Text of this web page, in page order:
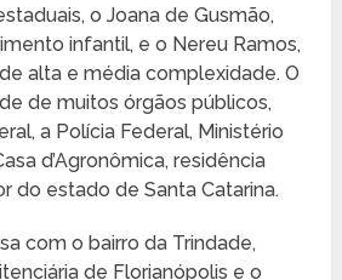
o Joana de Gusmão,
infantil, e o Nereu Ramos,
alta e média complexidade. O
de muitos órgãos públicos,
a Polícia Federal, Ministério
d’Agronômica, residência
do estado de Santa Catarina.
com o bairro da Trindade,
de Florianópolis e o